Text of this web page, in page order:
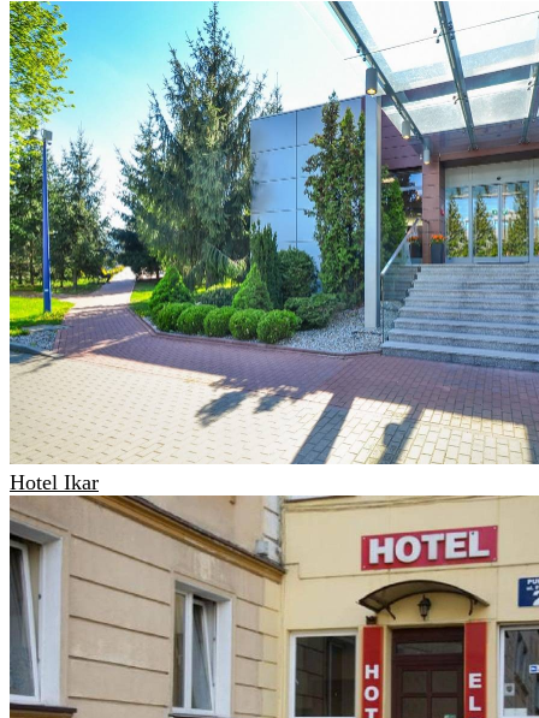
Hotel Ikar